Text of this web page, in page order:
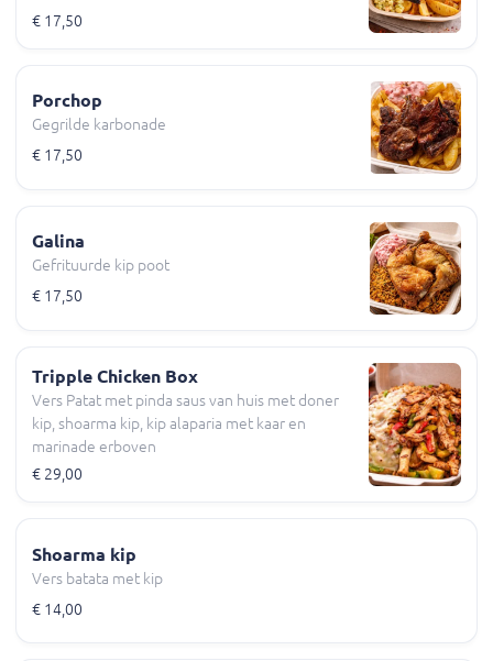
€ 17,50
Porchop
Gegrilde karbonade
€ 17,50
Galina
Gefrituurde kip poot
€ 17,50
Tripple Chicken Box
Vers Patat met pinda saus van huis met doner
kip, shoarma kip, kip alaparia met kaar en
marinade erboven
€ 29,00
Shoarma kip
Vers batata met kip
€ 14,00